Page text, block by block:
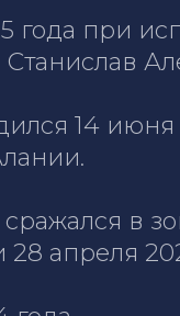
года при
14
сражался в
28 апреля